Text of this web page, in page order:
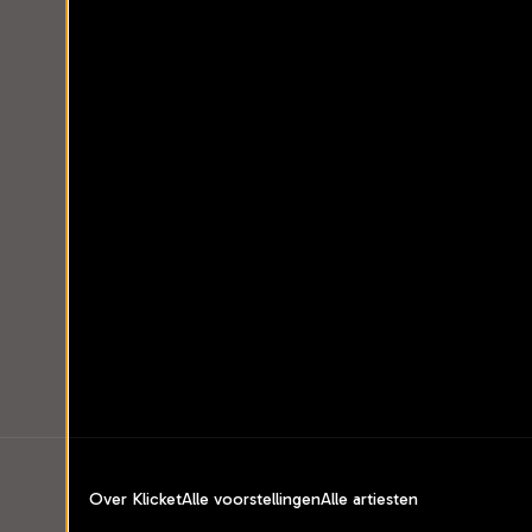
Over KlicketAlle voorstellingenAlle artiesten